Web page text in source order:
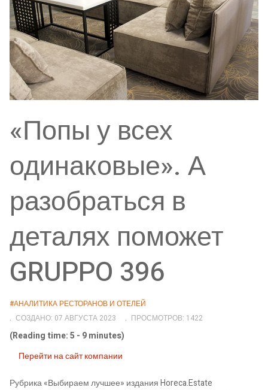
«Попы у всех
одинаковые». А
разобраться в
деталях поможет
GRUPPO 396
#АНАЛИТИКА РЕСТОРАНОВ И ОТЕЛЕЙ
СОЗДАНО: 07 АВГУСТА 2023
ПРОСМОТРОВ: 1422
(Reading time: 5 - 9 minutes)
Перейти на сайт компании
Рубрика «Выбираем лучшее» издания Horeca.Estate